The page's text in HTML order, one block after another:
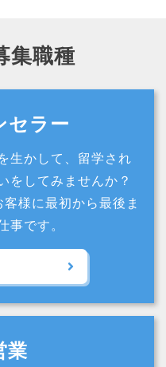
集職種
セラー
生かして、留学され
をしてみませんか？
様に最初から最後ま
です。
業